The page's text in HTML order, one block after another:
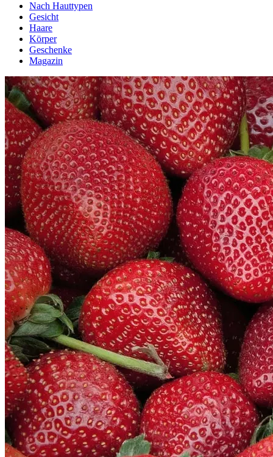
Nach Hauttypen
Gesicht
Haare
Körper
Geschenke
Magazin